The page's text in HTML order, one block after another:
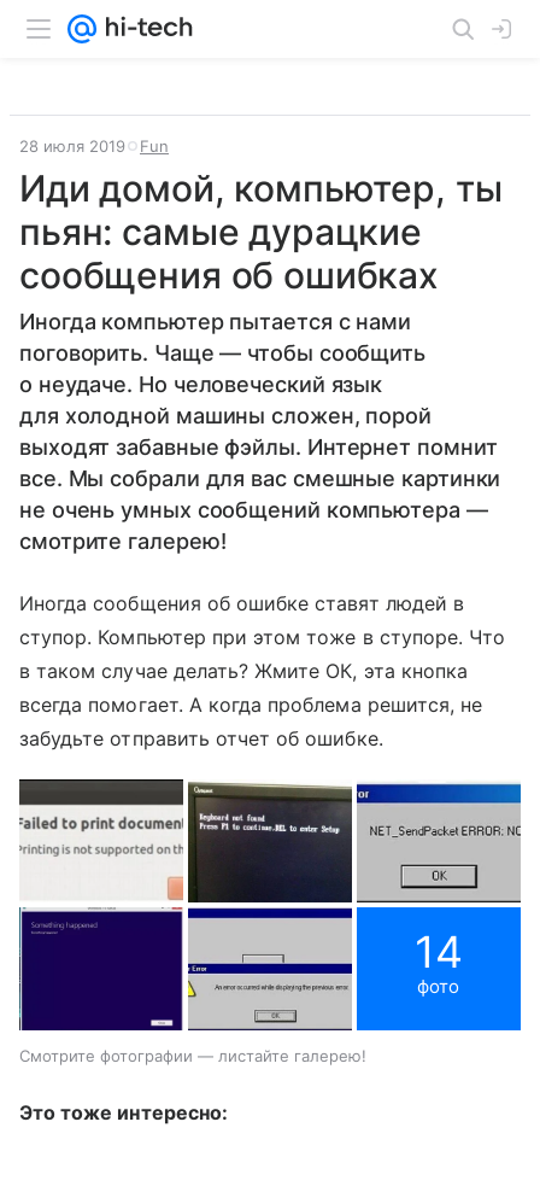
28 июля 2019 Fun
Иди домой, компьютер, ты
пьян: самые дурацкие
сообщения об ошибках
Иногда компьютер пытается с нами
поговорить. Чаще — чтобы сообщить
о неудаче. Но человеческий язык
для холодной машины сложен, порой
выходят забавные фэйлы. Интернет помнит
все. Мы собрали для вас смешные картинки
не очень умных сообщений компьютера —
смотрите галерею!
Иногда сообщения об ошибке ставят людей в
ступор. Компьютер при этом тоже в ступоре. Что
в таком случае делать? Жмите ОК, эта кнопка
всегда помогает. А когда проблема решится, не
забудьте отправить отчет об ошибке.
14
фото
Смотрите фотографии — листайте галерею!
Это тоже интересно: